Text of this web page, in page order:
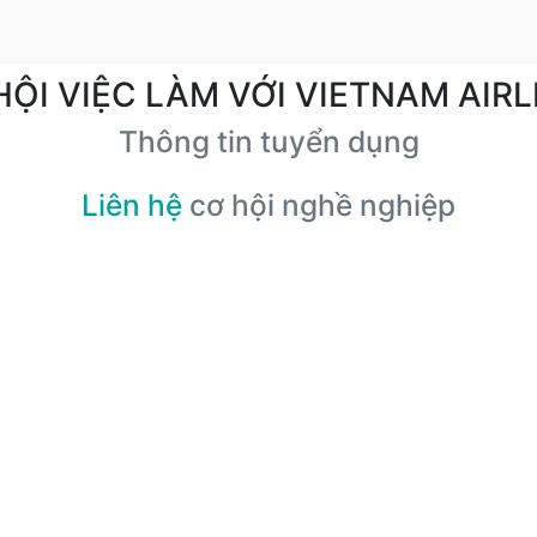
VIỆC LÀM VỚI VIETNAM
Thông tin tuyển dụng
Liên hệ cơ hội nghề nghiệp